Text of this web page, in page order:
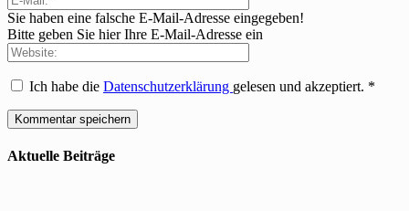
Sie haben eine falsche E-Mail-Adresse eingegeben!
Bitte geben Sie hier Ihre E-Mail-Adresse ein
Ich habe die Datenschutzerklärung gelesen und akzeptiert. *
Aktuelle Beiträge